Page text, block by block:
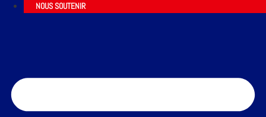
NOUS SOUTENIR